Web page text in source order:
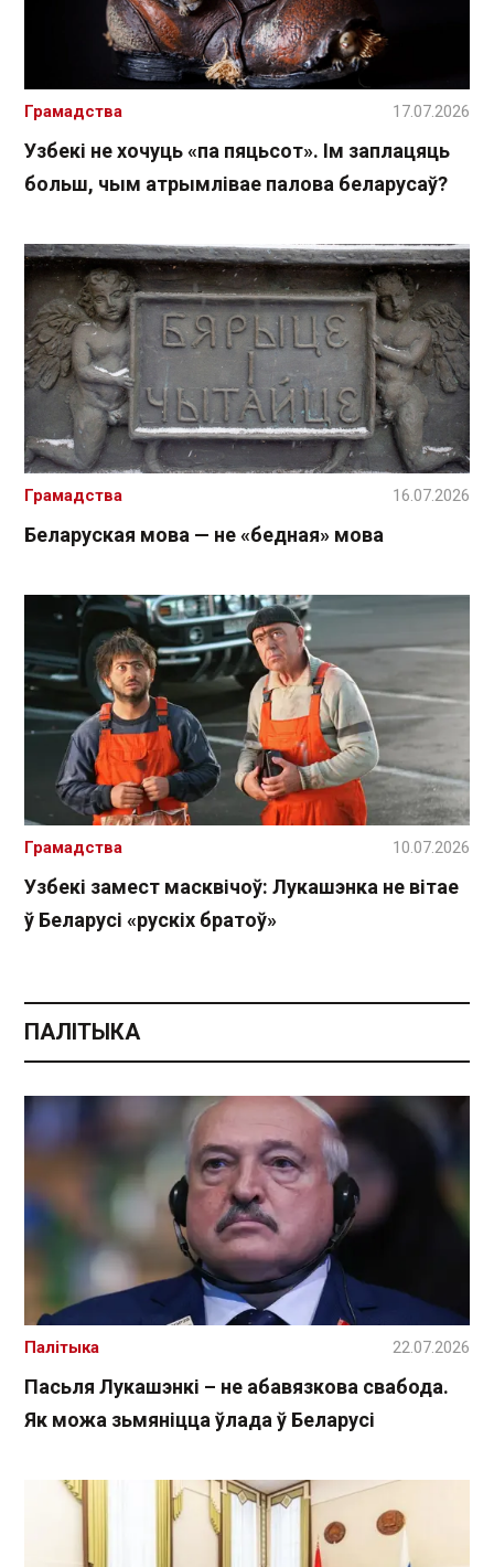
Узбекі не хочуць «па пяцьсот». Ім заплацяць
больш, чым атрымлівае палова беларусаў?
Грамадства 17.07.2026
Беларуская мова — не «бедная» мова
Грамадства 16.07.2026
Узбекі замест масквічоў: Лукашэнка не вітае
ў Беларусі «рускіх братоў»
Грамадства 10.07.2026
ПАЛІТЫКА
Пасьля Лукашэнкі – не абавязкова свабода.
Як можа зьмяніцца ўлада ў Беларусі
Палітыка 22.07.2026